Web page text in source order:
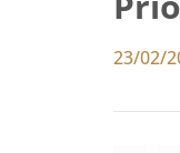
23/02/